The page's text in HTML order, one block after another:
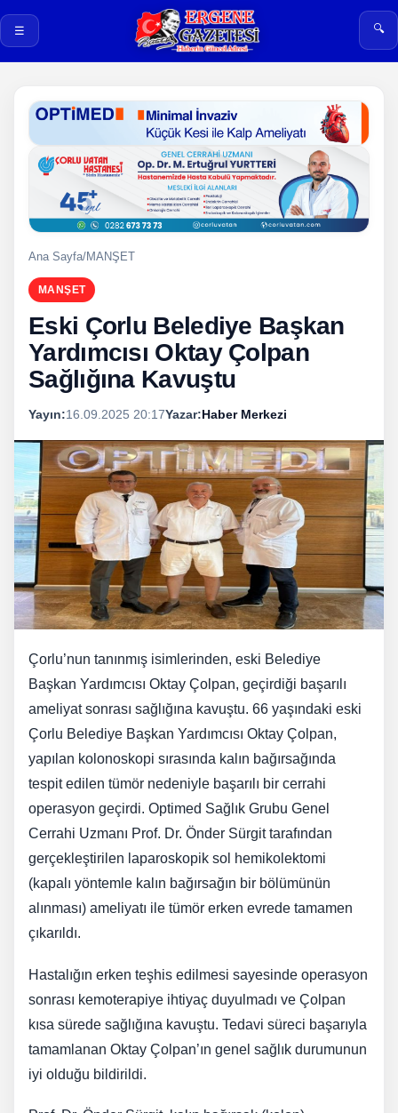
☰ 🔍
Ana Sayfa/MANŞET
MANŞET
Eski Çorlu Belediye Başkan
Yardımcısı Oktay Çolpan
Sağlığına Kavuştu
Yayın:16.09.2025 20:17Yazar:Haber Merkezi
Çorlu’nun tanınmış isimlerinden, eski Belediye
Başkan Yardımcısı Oktay Çolpan, geçirdiği başarılı
ameliyat sonrası sağlığına kavuştu. 66 yaşındaki eski
Çorlu Belediye Başkan Yardımcısı Oktay Çolpan,
yapılan kolonoskopi sırasında kalın bağırsağında
tespit edilen tümör nedeniyle başarılı bir cerrahi
operasyon geçirdi. Optimed Sağlık Grubu Genel
Cerrahi Uzmanı Prof. Dr. Önder Sürgit tarafından
gerçekleştirilen laparoskopik sol hemikolektomi
(kapalı yöntemle kalın bağırsağın bir bölümünün
alınması) ameliyatı ile tümör erken evrede tamamen
çıkarıldı.
Hastalığın erken teşhis edilmesi sayesinde operasyon
sonrası kemoterapiye ihtiyaç duyulmadı ve Çolpan
kısa sürede sağlığına kavuştu. Tedavi süreci başarıyla
tamamlanan Oktay Çolpan’ın genel sağlık durumunun
iyi olduğu bildirildi.